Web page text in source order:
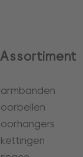
Assortiment
armbanden
oorbellen
oorhangers
kettingen